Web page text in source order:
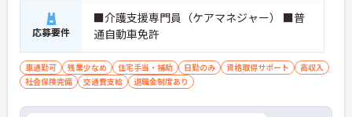
応募要件
■介護支援専門員（ケアマネジャー） ■普
通自動車免許
車通勤可 残業少なめ 住宅手当・補助 日勤のみ 資格取得サポート
高収入
社会保険完備
交通費支給 退職金制度あり